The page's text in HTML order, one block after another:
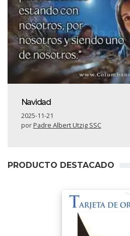
Navidad
2025-11-21
porPadre Albert Utzig SSC
PRODUCTO DESTACADO